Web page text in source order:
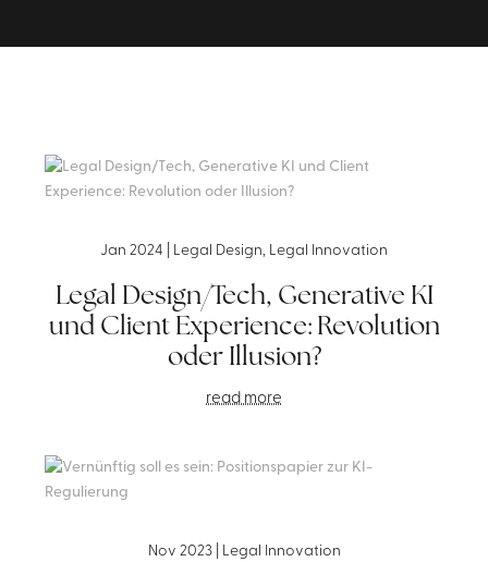
Legal Design/Tech, Generative KI
und Client Experience: Revolution
oder Illusion?
Jan 2024 Legal Design, Legal Innovation
read more
Nov 2023| Legal Innovation